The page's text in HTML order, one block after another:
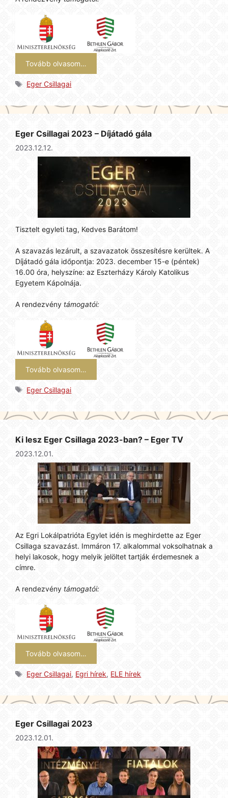
Tovább olvasom…
Címkék
Eger Csillagai
Eger Csillagai 2023 – Díjátadó gála
2023.12.12.
Tisztelt egyleti tag, Kedves Barátom!
A szavazás lezárult, a szavazatok összesítésre kerültek. A
Díjátadó gála időpontja: 2023. december 15-e (péntek)
16.00 óra, helyszíne: az Eszterházy Károly Katolikus
Egyetem Kápolnája.
A rendezvény támogatói:
Tovább olvasom…
Címkék
Eger Csillagai
Ki lesz Eger Csillaga 2023-ban? – Eger TV
2023.12.01.
Az Egri Lokálpatrióta Egylet idén is meghirdette az Eger
Csillaga szavazást. Immáron 17. alkalommal voksolhatnak a
helyi lakosok, hogy melyik jelöltet tartják érdemesnek a
címre.
A rendezvény támogatói:
Tovább olvasom…
Címkék
Eger Csillagai, Egri hírek, ELE hírek
Eger Csillagai 2023
2023.12.01.